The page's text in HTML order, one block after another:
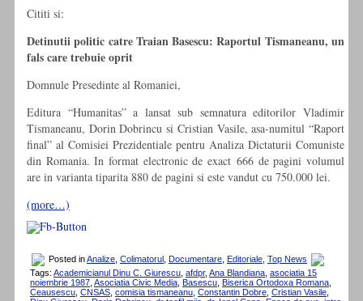
Cititi si:
Detinutii politic catre Traian Basescu: Raportul Tismaneanu, un
fals care trebuie oprit
Domnule Presedinte al Romaniei,
Editura “Humanitas” a lansat sub semnatura editorilor Vladimir
Tismaneanu, Dorin Dobrincu si Cristian Vasile, asa-numitul “Raport
final” al Comisiei Prezidentiale pentru Analiza Dictaturii Comuniste
din Romania. In format electronic de exact 666 de pagini volumul
are in varianta tiparita 880 de pagini si este vandut cu 750.000 lei.
(more…)
Posted inAnalize Colimatorul Documentare Editoriale Top News
Tags: Academicianul Dinu C. Giurescu afdpr, Ana Blandiana asociatia 15
noiembrie 1987 Asociatia Civic Media Basescu Biserica Ortodoxa Romana
Ceausescu CNSAS comisia tismaneanu Constantin Dobre Cristian Vasile